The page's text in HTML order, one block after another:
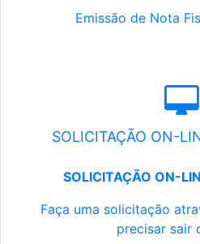
Emissão de Nota
SOLICITAÇÃO ON-
SOLICITAÇÃO ON-
Faça uma solicitação
precisar sair